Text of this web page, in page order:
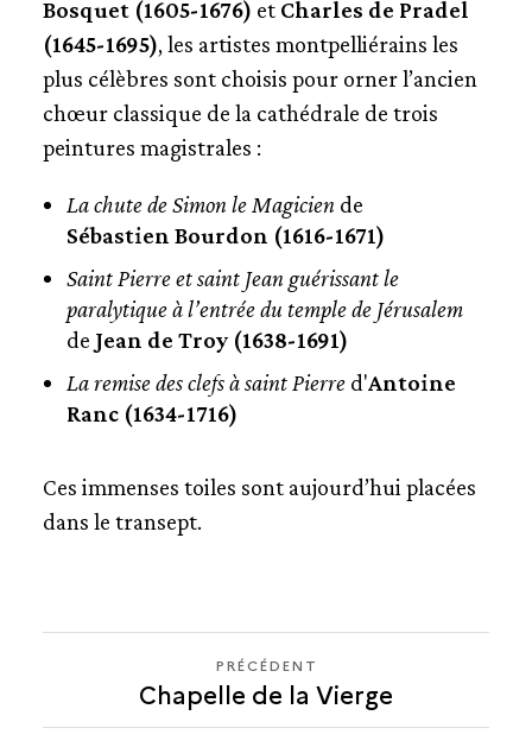
CHAPELLE DE LA VIERGE
LES CHEFS-D'ŒUVRE DU TRANSEPT
LA CHUTE DE SIMON LE MAGICIEN
SAINT PIERRE ET SAINT JEAN GUÉRISSANT LE
PARALYPTIQUE À L'ENTRÉE DU TEMPLE DE
LA REMISE DES CLEFS À SAINT PIERRE
LES AUTELS
CHAPELLE DES EVÊQUES
Bosquet (1605-1676) et Charles de Pradel
(1645-1695), les artistes montpelliérains les
plus célèbres sont choisis pour orner l’ancien
chœur classique de la cathédrale de trois
peintures magistrales :
La chute de Simon le Magicien de
Sébastien Bourdon (1616-1671)
Saint Pierre et saint Jean guérissant le
paralytique à l’entrée du temple de Jérusalem
de Jean de Troy (1638-1691)
La remise des clefs à saint Pierred'Antoine
Ranc (1634-1716)
Ces immenses toiles sont aujourd’hui placées
dans le transept.
PRÉCÉDENT
CHAPELLE
PRÉCÉDENT
Chapelle de la Vierge